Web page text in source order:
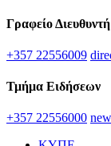
Γραφείο Διευθυντή
+357 22556009
Τμήμα Ειδήσεων
+357 22556000